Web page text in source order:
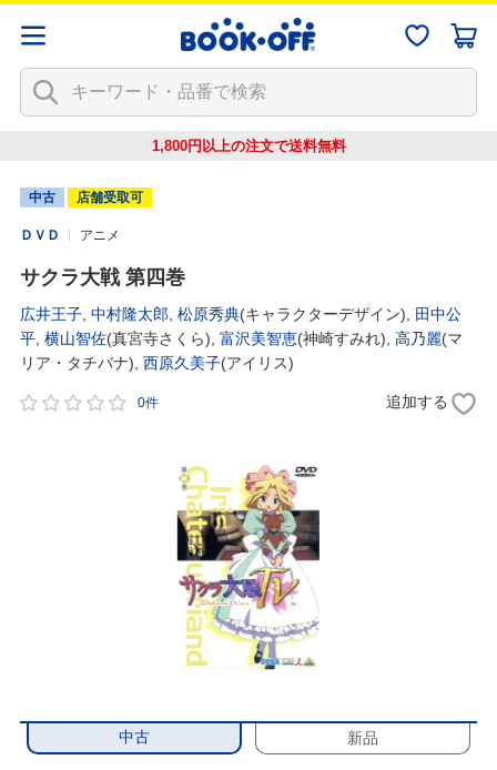
1,800円以上の注文で送料無料
中古 店舗受取可
ＤＶＤ アニメ
サクラ大戦 第四巻
広井王子 中村隆太郎 松原秀典(キャラクターデザイン),
田中公
平 横山智佐(真宮寺さくら), 富沢美智恵(神崎すみれ), 高乃麗(マ
リア・タチバナ), 西原久美子(アイリス)
0件 追加する
中古 新品